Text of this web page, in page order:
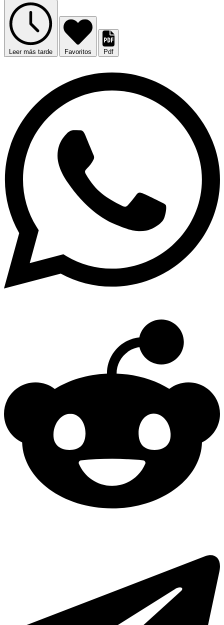
Leer más tarde Favoritos Pdf